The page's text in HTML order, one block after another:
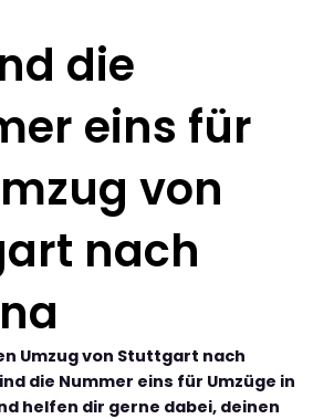
die
eins für
von
nach
Umzug von Stuttgart nach
die Nummer eins für Umzüge in
helfen dir gerne dabei, deinen